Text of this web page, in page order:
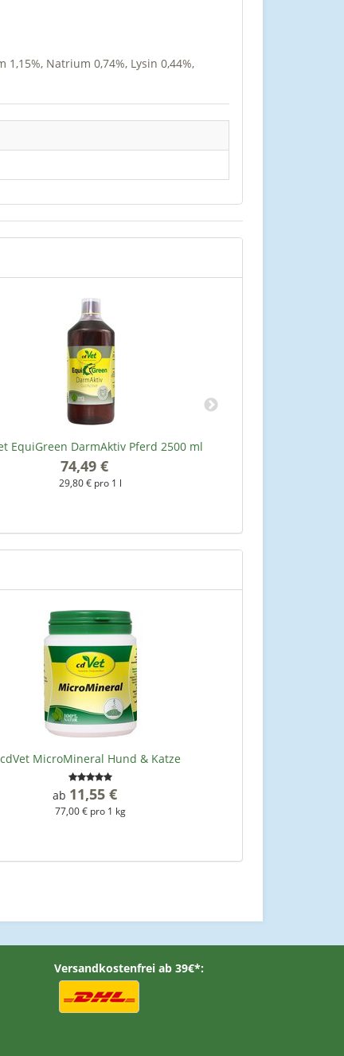
1,15%, Natrium 0,74%, Lysin 0,44%,
EquiGreen DarmAktiv Pferd 2500 ml
74,49 €
29,80 € pro 1 l
cdVet MicroMineral Hund & Katze
ab 11,55 €
77,00 € pro 1 kg
Versandkostenfrei ab 39€*: